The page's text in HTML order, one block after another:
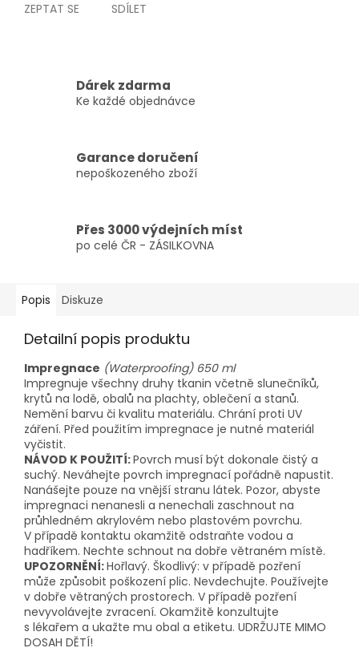
ZEPTAT SE SDÍLET
Dárek zdarma
Ke každé objednávce
Garance doručení
nepoškozeného zboží
Přes 3000 výdejních míst
po celé ČR - ZÁSILKOVNA
Popis Diskuze
Detailní popis produktu
Impregnace (Waterproofing) 650 ml
Impregnuje všechny druhy tkanin včetně slunečníků,
krytů na lodě, obalů na plachty, oblečení a stanů.
Nemění barvu či kvalitu materiálu. Chrání proti UV
záření. Před použitím impregnace je nutné materiál
vyčistit.
NÁVOD K POUŽITÍ:Povrch musí být dokonale čistý a
suchý. Neváhejte povrch impregnací pořádně napustit.
Nanášejte pouze na vnější stranu látek. Pozor, abyste
impregnaci nenanesli a nenechali zaschnout na
průhledném akrylovém nebo plastovém povrchu.
V případě kontaktu okamžitě odstraňte vodou a
hadříkem. Nechte schnout na dobře větraném místě.
UPOZORNĚNÍ:Hořlavý. Škodlivý: v případě pozření
může způsobit poškození plic. Nevdechujte. Používejte
v dobře větraných prostorech. V případě pozření
nevyvolávejte zvracení. Okamžitě konzultujte
s lékařem a ukažte mu obal a etiketu. UDRŽUJTE MIMO
DOSAH DĚTÍ!